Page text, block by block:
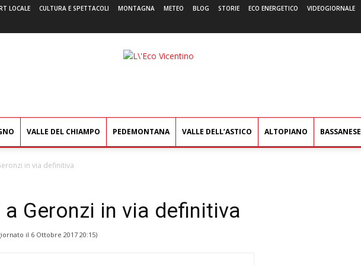
LOCALE CULTURA E SPETTACOLI MONTAGNA METEO BLOG STORIE ECO ENERGETICO VIDEOGIORNALE
L'Eco
VALLE DEL CHIAMPO PEDEMONTANA VALLE DELL’ASTICO ALTOPIANO BASSANESE
in via definitiva
a Geronzi in via definitiva
il 6 Ottobre 2017 20:15)